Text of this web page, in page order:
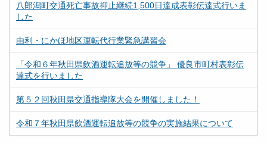
八郎潟町交通死亡事故抑止継続1,500日達成表彰伝達式行いま
した
由利・にかほ地区運転代行業緊急講習会
「令和６年秋田県飲酒運転追放等の競争」 優良市町村表彰伝
達式を行いました
第５２回秋田県交通指導隊大会を開催しました！
令和７年秋田県飲酒運転追放等の競争の実施結果について